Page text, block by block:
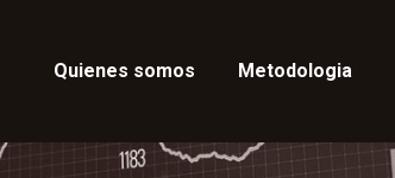
Quienes somos Metodologia